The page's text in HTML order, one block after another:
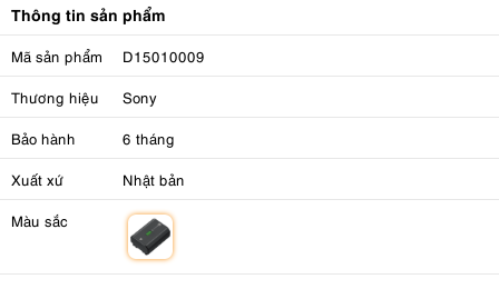
Thông tin sản phẩm
Mã sản phẩm D15010009
Thương hiệu Sony
Bảo hành 6 tháng
Xuất xứ Nhật bản
Màu sắc